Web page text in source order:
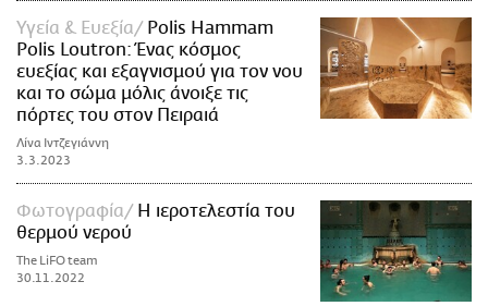
Υγεία & Ευεξία
Polis Hammam
Polis Loutron: Ένας κόσμος
ευεξίας και εξαγνισμού για τον νου
και το σώμα μόλις άνοιξε τις
πόρτες του στον Πειραιά
Λίνα Ιντζεγιάννη
3.3.2023
Φωτογραφία
Η ιεροτελεστία του
θερμού νερού
The LiFO team
30.11.2022